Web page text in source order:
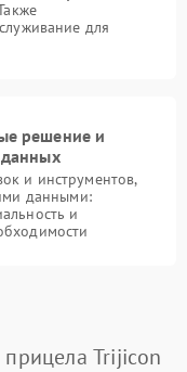
для
решение и
и инструментов,
данными:
и
Trijicon